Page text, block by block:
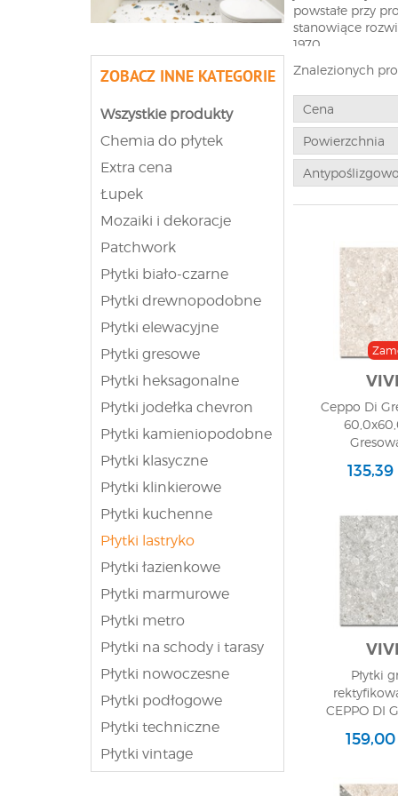
powstałe przy
stanowiące
1970.
Różne
Obecnie w
barwniki, na
takie,
wytworzone z
wykorzystać je
doskonałym
Przed długi
parapetów
wzornictwie
retro i vintage,
trendem
modele
Mając na
jest to
również
doskonale
biało-szare
pozwalającej
kompozycji.
bądź w drugim
drewnie.
Zachęcamy
wątpliwości, do
ZOBACZ INNE KATEGORIE
Wszystkie produkty
Chemia do płytek
Extra cena
Łupek
Mozaiki i dekoracje
Patchwork
Płytki biało-czarne
Płytki drewnopodobne
Płytki elewacyjne
Płytki gresowe
Płytki heksagonalne
Płytki jodełka chevron
Płytki kamieniopodobne
Płytki klasyczne
Płytki klinkierowe
Płytki kuchenne
Płytki lastryko
Płytki łazienkowe
Płytki marmurowe
Płytki metro
Płytki na schody i tarasy
Płytki nowoczesne
Płytki podłogowe
Płytki techniczne
Płytki vintage
Znalezionych
Cena
Powierzchnia
Ceppo Di
Płytki
CEPPO DI